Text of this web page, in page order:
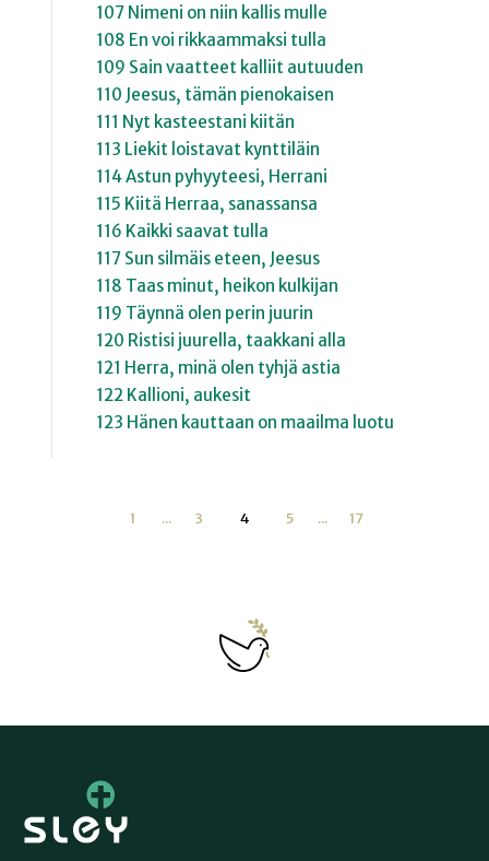
107 Nimeni on niin kallis mulle
108 En voi rikkaammaksi tulla
109 Sain vaatteet kalliit autuuden
110 Jeesus, tämän pienokaisen
111 Nyt kasteestani kiitän
113 Liekit loistavat kynttiläin
114 Astun pyhyyteesi, Herrani
115 Kiitä Herraa, sanassansa
116 Kaikki saavat tulla
117 Sun silmäis eteen, Jeesus
118 Taas minut, heikon kulkijan
119 Täynnä olen perin juurin
120 Ristisi juurella, taakkani alla
121 Herra, minä olen tyhjä astia
122 Kallioni, aukesit
123 Hänen kauttaan on maailma luotu
1 ... 3 4 5 ... 17